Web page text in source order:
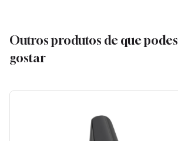
Outros produtos de que podes
gostar